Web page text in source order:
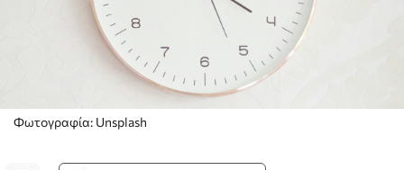
Φωτογραφία: Unsplash